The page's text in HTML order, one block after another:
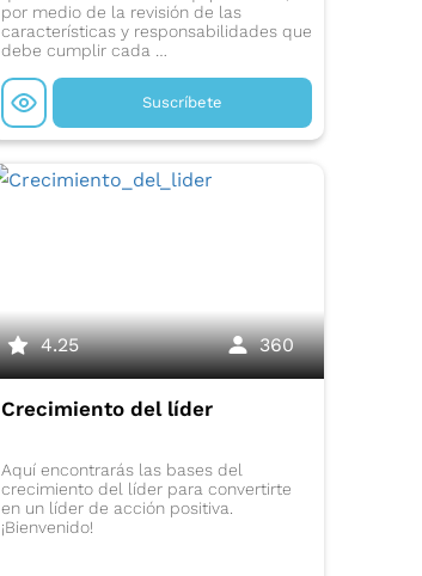
por medio de la revisión de las
características y responsabilidades que
debe cumplir cada …
Suscríbete
4.25 360
Crecimiento del líder
Aquí encontrarás las bases del
crecimiento del líder para convertirte
en un líder de acción positiva.
¡Bienvenido!